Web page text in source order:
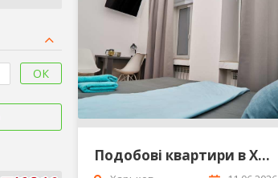
ОК
Подобові квартири в Харкові від власника від 600гр